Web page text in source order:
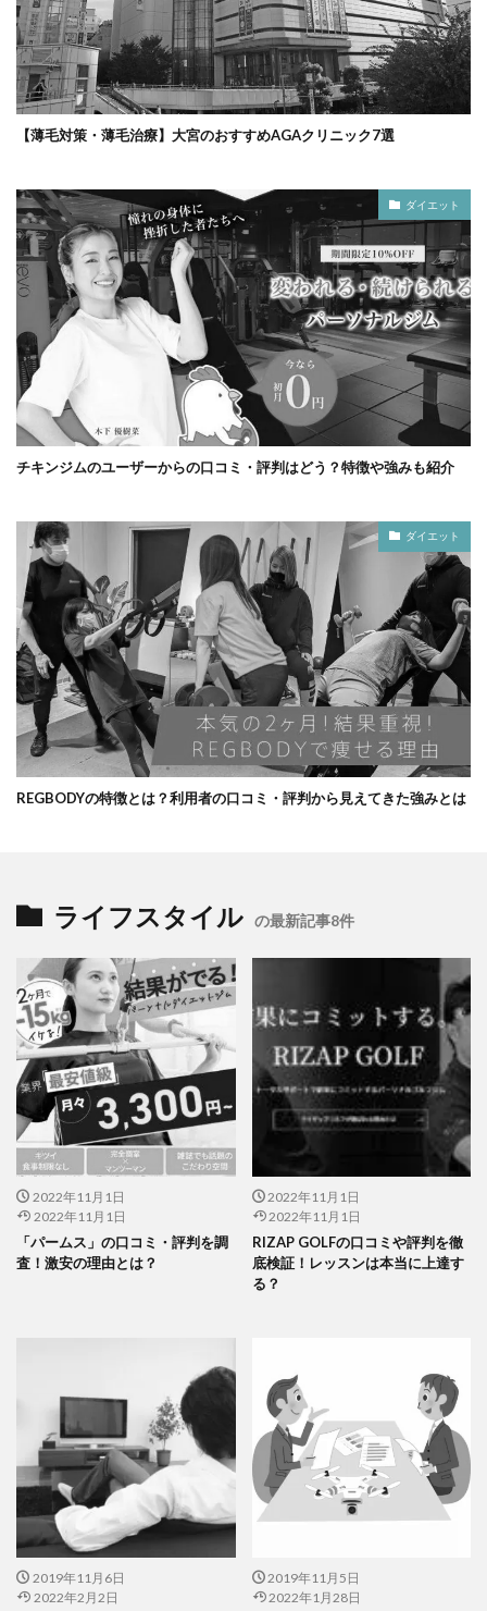
【薄毛対策・薄毛治療】大宮のおすすめAGAクリニック7選
ダイエット
チキンジムのユーザーからの口コミ・評判はどう？特徴や強みも紹介
ダイエット
REGBODYの特徴とは？利用者の口コミ・評判から見えてきた強みとは
ライフスタイル の最新記事8件
2022年11月1日
2022年11月1日
「パームス」の口コミ・評判を調
査！激安の理由とは？
2022年11月1日
2022年11月1日
RIZAP GOLFの口コミや評判を徹
底検証！レッスンは本当に上達す
る？
2019年11月6日
2022年2月2日
2019年11月5日
2022年1月28日